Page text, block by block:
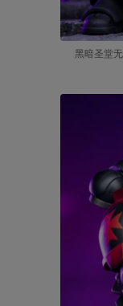
黑暗圣堂